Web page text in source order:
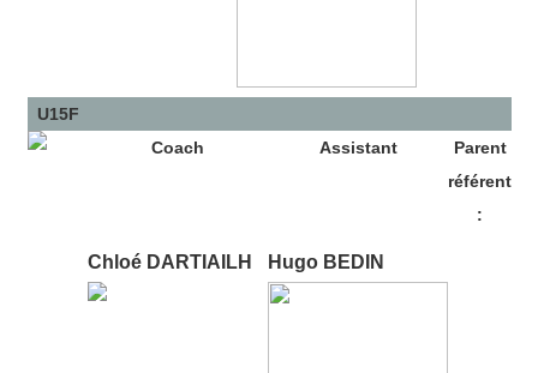
U15F
Coach
Assistant
Parent
référent
:
Chloé DARTIAILH Hugo BEDIN